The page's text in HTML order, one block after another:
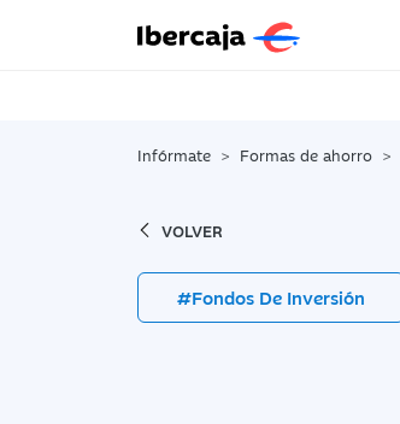
Infórmate Formas de ahorro
VOLVER
#Fondos De Inversión